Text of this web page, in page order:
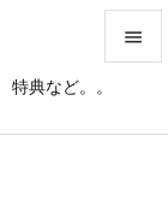
典など。。
